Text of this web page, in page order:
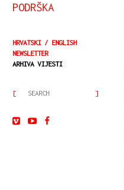
PODRŠKA
HRVATSKI
ENGLISH
NEWSLETTER
ARHIVA VIJESTI